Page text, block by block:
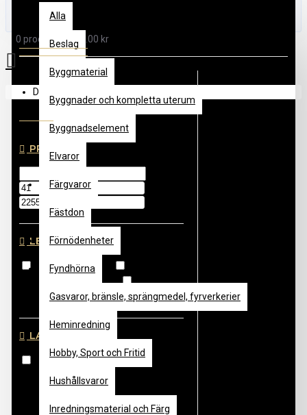
Alla
Beslag
Byggmaterial
Byggnader och kompletta uterum
Byggnadselement
Elvaror
Färgvaror
Fästdon
Förnödenheter
Fyndhörna
Gasvaror, bränsle, sprängmedel, fyrverkerier
Heminredning
Hobby, Sport och Fritid
Hushållsvaror
Inredningsmaterial och Färg
0 produkt(er) - 0.00 kr
Din varukorg är tom!
Massiva trägolv - Furu & Gran
Filter Rensa
PRIS
LEVERANTÖR
Moelven Wood AB
Sveden Trä AB DalaFloda
Thomée
AB, Edw H
Welin Co AB
LAGERSTATUS